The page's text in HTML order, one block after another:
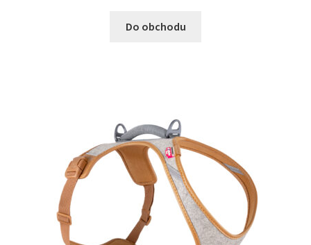
Veterinární dieta pro psy
Vodítka a obojky
Wolf of Wilderness
Do obchodu